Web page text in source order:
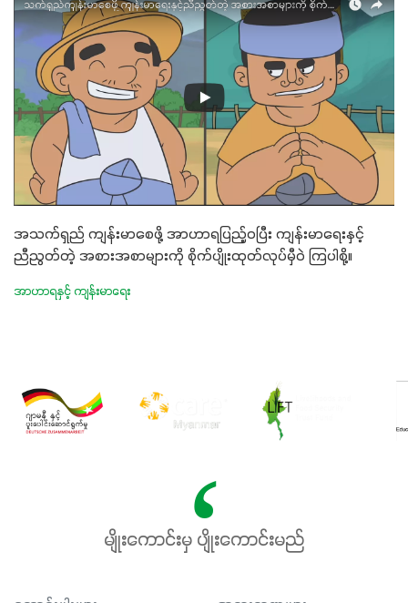
အသက်ရှည် ကျန်းမာစေဖို့ အာဟာရပြည့်ဝပြီး ကျန်းမာရေးနှင့်
ညီညွတ်တဲ့ အစားအစာများကို စိုက်ပျိုးထုတ်လုပ်မှီဝဲ ကြပါစို့။
အာဟာရနှင့် ကျန်းမာရေး
မျိုးကောင်းမှ ပျိုးကောင်းမည်